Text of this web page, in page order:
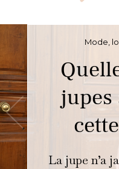
Mode,
jupes
La jupe n’a